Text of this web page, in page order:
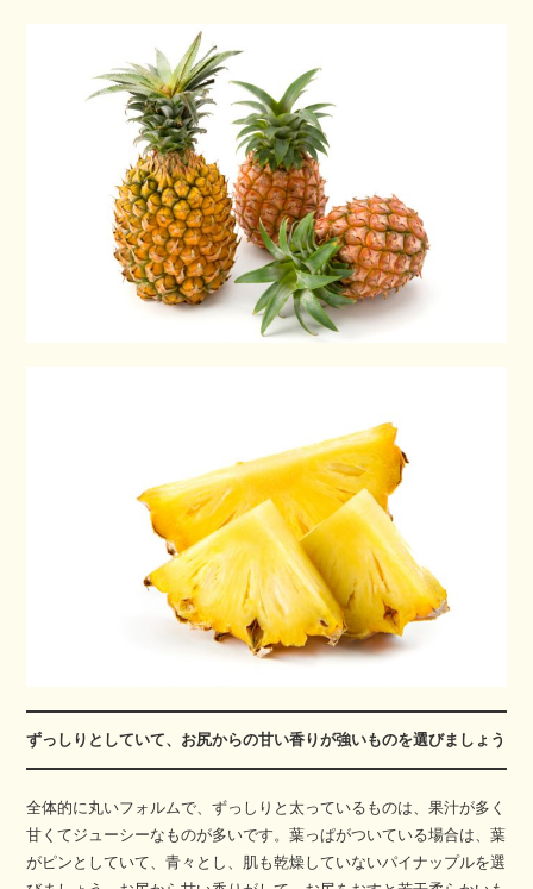
ずっしりとしていて、お尻からの甘い香りが強いものを選びましょう
全体的に丸いフォルムで、ずっしりと太っているものは、果汁が多く
甘くてジューシーなものが多いです。葉っぱがついている場合は、葉
がピンとしていて、青々とし、肌も乾燥していないパイナップルを選